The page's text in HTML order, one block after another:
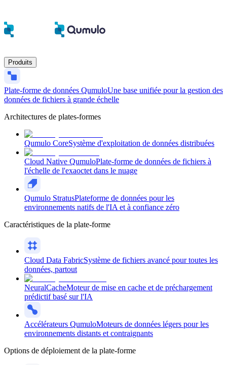
Produits
Plate-forme de données QumuloUne base unifiée pour la gestion des
données de fichiers à grande échelle
Architectures de plates-formes
Qumulo CoreSystème d'exploitation de données distribuées
Cloud Native QumuloPlate-forme de données de fichiers à
l'échelle de l'exaoctet dans le nuage
Qumulo StratusPlateforme de données pour les
environnements natifs de l'IA et à confiance zéro
Caractéristiques de la plate-forme
Cloud Data FabricSystème de fichiers avancé pour toutes les
données, partout
NeuralCacheMoteur de mise en cache et de préchargement
prédictif basé sur l'IA
Accélérateurs QumuloMoteurs de données légers pour les
environnements distants et contraignants
Options de déploiement de la plate-forme